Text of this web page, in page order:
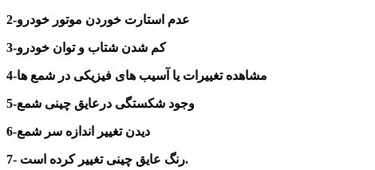
2-عدم استارت خوردن موتور خودرو
3-کم شدن شتاب و توان خودرو
4-مشاهدهتغییرات یا آسیب های فیزیکی در شمع ها
5-وجود شکستگی درعایق چینی شمع
6-دیدن تغییر اندازه سر شمع
7- رنگ عایق چینی تغییر کرده است.